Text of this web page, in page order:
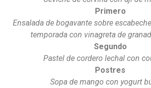
Primero
Ensalada de bogavante sobre
temporada con vinagreta de
Segundo
Pastel de cordero lechal con
Postres
Sopa de mango con yogurt